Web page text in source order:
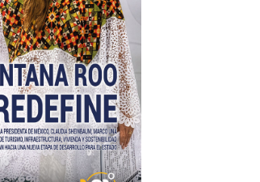
turística con visión